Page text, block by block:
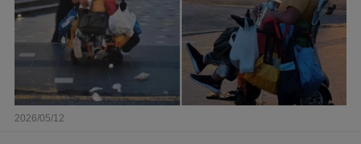
2026/05/12